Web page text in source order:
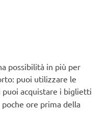
possibilità in più per
puoi utilizzare le
puoi acquistare i biglietti
ore prima della